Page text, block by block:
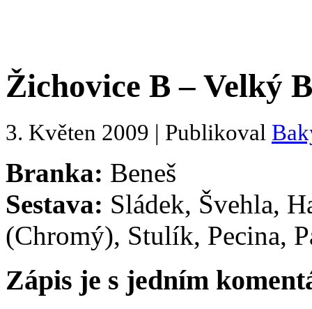
Žichovice B – Velký
3. Květen 2009 | Publikoval
Branka: Beneš
Sestava: Sládek, Švehla,
(Chromý), Stulík, Pecina,
Zápis je s jedním